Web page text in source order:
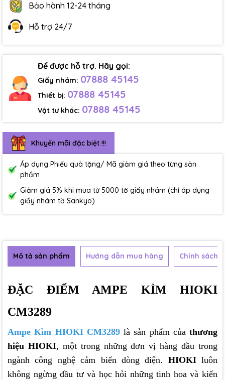
Bảo hành 12-24 tháng
Hỗ trợ 24/7
Để được hỗ trợ. Hãy gọi:
Giấy nhám: 07888 45145
Thiết bị: 07888 45145
Vật tư khác: 07888 45145
Khuyến mãi đặc biệt !!!
Áp dụng Phiếu quà tặng/ Mã giảm giá theo từng sản
phẩm
Giảm giá 5% khi mua từ 5000 tờ giấy nhám (chỉ áp dụng
giấy nhám tờ Sankyo)
Mô tả sản phẩm Hướng dẫn mua hàng Chính sách
ĐẶC ĐIỂM AMPE KÌM HIOKI
CM3289
Ampe Kìm HIOKI CM3289là sản phẩm của thương
hiệu HIOKI, một trong những đơn vị hàng đầu trong
ngành công nghệ cảm biến dòng điện. HIOKIluôn
không ngừng đầu tư và học hỏi những tinh hoa và kiến